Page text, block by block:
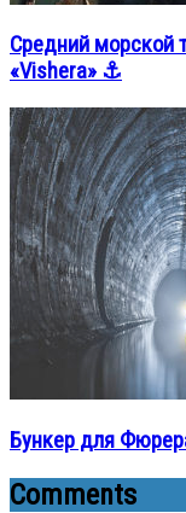
Средний морской
«Vishera» ⚓
Бункер для
Comments